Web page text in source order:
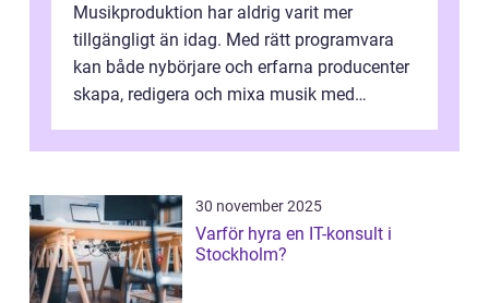
Musikproduktion har aldrig varit mer
tillgängligt än idag. Med rätt programvara
kan både nybörjare och erfarna producenter
skapa, redigera och mixa musik med
30 november 2025
Varför hyra en IT-konsult i
Stockholm?